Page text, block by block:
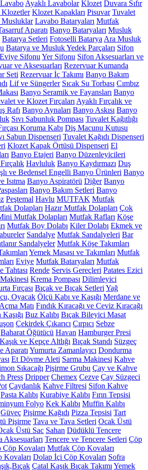
Ayaklı Lavabolar Klozet Duvara Sıfır
Klozetler Klozet Kapakları Pisuvar Tuvalet
Musluklar Lavabo Bataryaları Mutfak
Aparatı Banyo Bataryaları Musluk
Batarya Setleri Fotoselli Batarya Ara Musluk
Batarya ve Musluk Yedek Parçaları Sifon
Eviye Sifonu Yer Sifonu Sifon Aksesuarları ve
ve Aksesuarları Rezervuar Kumanda
Seti Rezervuar İç Takımı Banyo Bakım
Lif ve Süngerler Sıcak Su Torbası Cımbız
Banyo Seramik ve Fayansları Banyo
ve Klozet Fırçaları Ayaklı Fırçalık ve
Rafı Banyo Aynaları Banyo Askısı Banyo
Sıvı Sabunluk Pompası Tuvalet Kağıtlığı
Koruma Kabı Diş Macunu Kutusu
Sabun Dispenseri Tuvalet Kağıdı Dispenseri
Klozet Kapak Örtüsü Dispenseri El
Banyo Etajeri Banyo Düzenleyicileri
Havluluk Banyo Kaydırmazı Duş
ve Bedensel Engelli Banyo Ürünleri Banyo
Isıtma Banyo Aspiratörü Diğer Banyo
Banyo Bakım Setleri Banyo
Peştemal Havlu MUTFAK Mutfak
Dolapları Hazır Mutfak Dolapları Çok
Mutfak Dolapları Mutfak Rafları Köşe
Mutfak Boy Dolabı Kiler Dolabı Ekmek ve
Sandalye Mutfak Sandalyeleri Bar
Sandalyeler Mutfak Köşe Takımları
Yemek Masası ve Takımları Mutfak
Eviye Mutfak Bataryaları Mutfak
Tahtası Rende Servis Gereçleri Patates Ezici
Krema Pompası Dilimleyici
Fırçası Bıçak ve Bıçak Setleri Yağ
Oyacak Ölçü Kabı ve Kaşığı Merdane ve
Matı Fındık Kıracağı ve Ceviz Kıracağı
Buz Kalıbı Bıçak Bileyici Masat
Çekirdek Çıkarıcı Çırpıcı Sebze
Baharat Öğütücü Havan Hamburger Presi
Kaşık ve Kepçe Altlığı Bıçak Standı Süzgeç
Aparatı Yumurta Zamanlayıcı Dondurma
Et Dövme Aleti Sarma Makinesi Kahve
Sıkacağı Pişirme Grubu Çay ve Kahve
Press Dripper Chemex Cezve Çay Süzgeci
Çaydanlık Kahve Filtresi Sifon Kahve
Pasta Kalıbı Kurabiye Kalıbı Fırın Tepsisi
Folyo Kek Kalıbı Muffin Kalıbı
Güveç Pişirme Kağıdı Pizza Tepsisi Tart
Pişirme Tava ve Tava Setleri Ocak Üstü
Üstü Sac Sahan Düdüklü Tencere
Aksesuarları Tencere ve Tencere Setleri Çöp
Çöp Kovaları Mutfak Çöp Kovaları
Kovaları Dolap İçi Çöp Kovaları Sofra
Çatal Kaşık Bıçak Takımı Yemek